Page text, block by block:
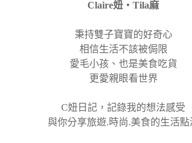
Claire妞‧Tila麻
秉持雙子寶寶的好奇心
相信生活不該被侷限
愛毛小孩、也是美食吃貨
更愛親眼看世界
C妞日記，記錄我的想法感受
與你分享旅遊.時尚.美食的生活點